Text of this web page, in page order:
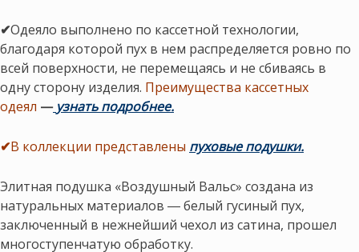
✔Одеяло выполнено по кассетной технологии,
благодаря которой пух в нем распределяется ровно по
всей поверхности, не перемещаясь и не сбиваясь в
одну сторону изделия. Преимущества кассетных
одеял — узнать подробнее.
✔В коллекции представлены пуховые подушки.
Элитная подушка «Воздушный Вальс» создана из
натуральных материалов ― белый гусиный пух,
заключенный в нежнейший чехол из сатина, прошел
многоступенчатую обработку.